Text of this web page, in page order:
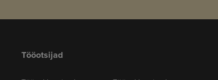
Tööotsijad